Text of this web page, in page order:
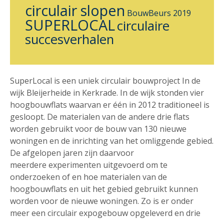
circulair slopen BouwBeurs 2019
SUPERLOCALcirculaire
succesverhalen
SuperLocal is een uniek circulair bouwproject In de
wijk Bleijerheide in Kerkrade. In de wijk stonden vier
hoogbouwflats waarvan er één in 2012 traditioneel is
gesloopt. De materialen van de andere drie flats
worden gebruikt voor de bouw van 130 nieuwe
woningen en de inrichting van het omliggende gebied.
De afgelopen jaren zijn daarvoor
meerdere experimenten uitgevoerd om te
onderzoeken of en hoe materialen van de
hoogbouwflats en uit het gebied gebruikt kunnen
worden voor de nieuwe woningen. Zo is er onder
meer een circulair expogebouw opgeleverd en drie